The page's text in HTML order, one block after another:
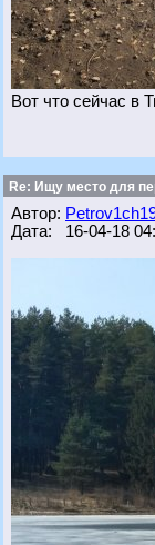
Вот что сейчас в
Re: Ищу место для
Автор:
Дата: 16-04-18